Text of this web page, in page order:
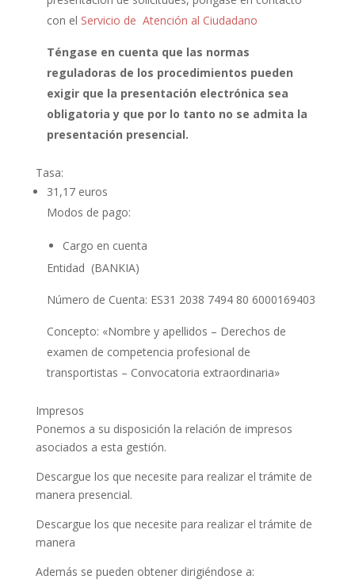
con el Servicio de Atención al Ciudadano
Téngase en cuenta que las normas
reguladoras de los procedimientos pueden
exigir que la presentación electrónica sea
obligatoria y que por lo tanto no se admita la
presentación presencial.
Tasa:
31,17 euros
Modos de pago:
Cargo en cuenta
Entidad (BANKIA)
Número de Cuenta: ES31 2038 7494 80 6000169403
Concepto: «Nombre y apellidos – Derechos de
examen de competencia profesional de
transportistas – Convocatoria extraordinaria»
Impresos
Ponemos a su disposición la relación de impresos
asociados a esta gestión.
Descargue los que necesite para realizar el trámite de
manera presencial.
Descargue los que necesite para realizar el trámite de
manera
Además se pueden obtener dirigiéndose a: